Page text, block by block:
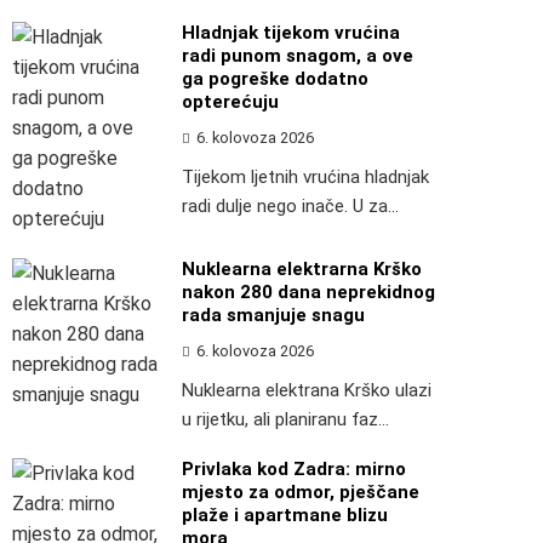
Hladnjak tijekom vrućina
radi punom snagom, a ove
ga pogreške dodatno
opterećuju
6. kolovoza 2026
Tijekom ljetnih vrućina hladnjak
radi dulje nego inače. U za...
Nuklearna elektrarna Krško
nakon 280 dana neprekidnog
rada smanjuje snagu
6. kolovoza 2026
Nuklearna elektrana Krško ulazi
u rijetku, ali planiranu faz...
Privlaka kod Zadra: mirno
mjesto za odmor, pješčane
plaže i apartmane blizu
mora